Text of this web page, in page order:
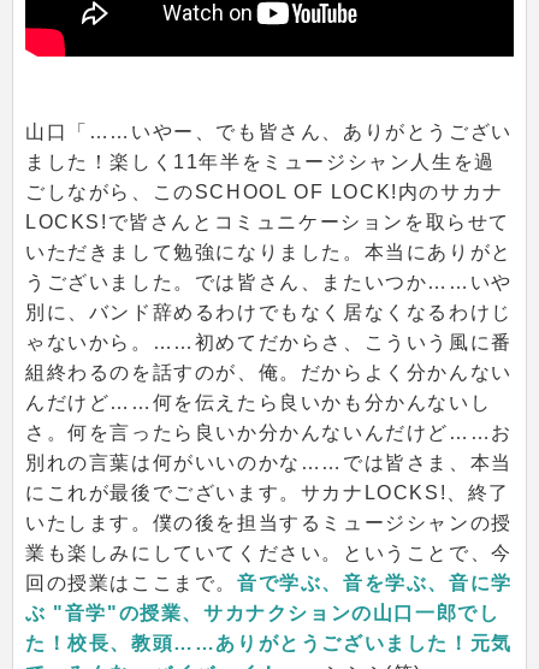
山口「……いやー、でも皆さん、ありがとうござい
ました！楽しく11年半をミュージシャン人生を過
ごしながら、このSCHOOL OF LOCK!内のサカナ
LOCKS!で皆さんとコミュニケーションを取らせて
いただきまして勉強になりました。本当にありがと
うございました。では皆さん、またいつか……いや
別に、バンド辞めるわけでもなく居なくなるわけじ
ゃないから。……初めてだからさ、こういう風に番
組終わるのを話すのが、俺。だからよく分かんない
んだけど……何を伝えたら良いかも分かんないし
さ。何を言ったら良いか分かんないんだけど……お
別れの言葉は何がいいのかな……では皆さま、本当
にこれが最後でございます。サカナLOCKS!、終了
いたします。僕の後を担当するミュージシャンの授
業も楽しみにしていてください。ということで、今
回の授業はここまで。 音で学ぶ、音を学ぶ、音に学
ぶ "音学"の授業、サカナクションの山口一郎でし
た！校長、教頭……ありがとうございました！元気